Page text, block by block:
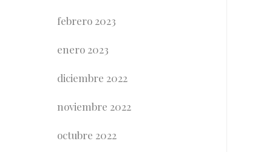
febrero 2023
enero 2023
diciembre 2022
noviembre 2022
octubre 2022